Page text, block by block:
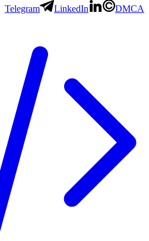
Telegram
LinkedIn DMCA